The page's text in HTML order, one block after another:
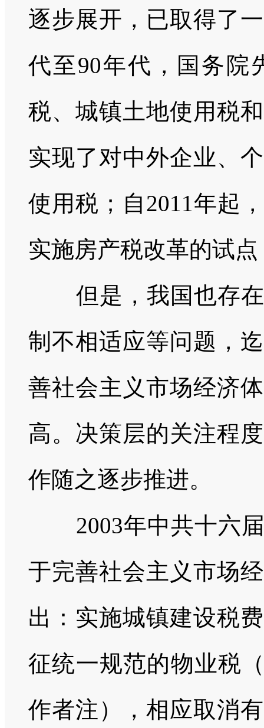
逐步展开，已取得了
代至90年代，国务院
税、城镇土地使用税
实现了对中外企业、
使用税；自2011年起
实施房产税改革的试
但是，我国也存
制不相适应等问题，
善社会主义市场经济
高。决策层的关注程
作随之逐步推进。
2003年中共十六
于完善社会主义市场
出：实施城镇建设税
征统一规范的物业税
作者注），相应取消